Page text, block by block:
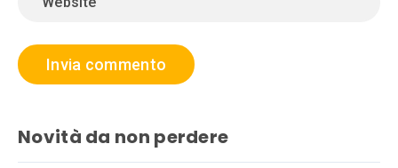
Novità da non perdere